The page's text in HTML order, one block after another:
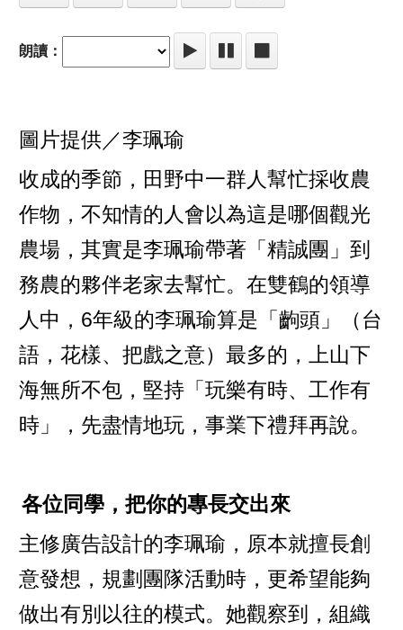
朗讀：
圖片提供／李珮瑜
收成的季節，田野中一群人幫忙採收農
作物，不知情的人會以為這是哪個觀光
農場，其實是李珮瑜帶著「精誠團」到
務農的夥伴老家去幫忙。在雙鶴的領導
人中，6年級的李珮瑜算是「齣頭」（台
語，花樣、把戲之意）最多的，上山下
海無所不包，堅持「玩樂有時、工作有
時」，先盡情地玩，事業下禮拜再說。
各位同學，把你的專長交出來
主修廣告設計的李珮瑜，原本就擅長創
意發想，規劃團隊活動時，更希望能夠
做出有別以往的模式。她觀察到，組織